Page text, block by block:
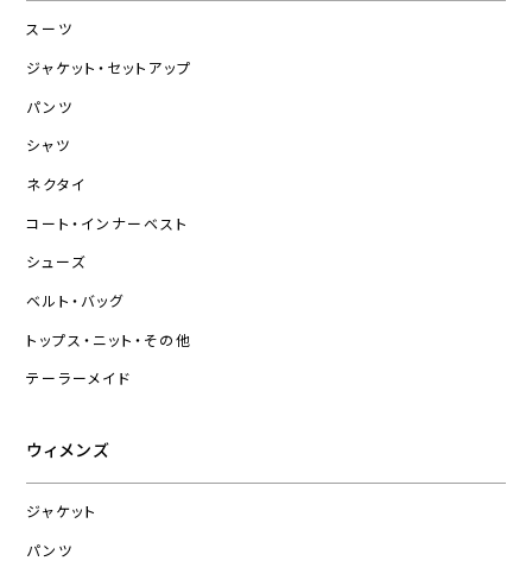
スーツ
ジャケット・セットアップ
パンツ
シャツ
ネクタイ
コート・インナーベスト
シューズ
ベルト・バッグ
トップス・ニット・その他
テーラーメイド
ウィメンズ
ジャケット
パンツ